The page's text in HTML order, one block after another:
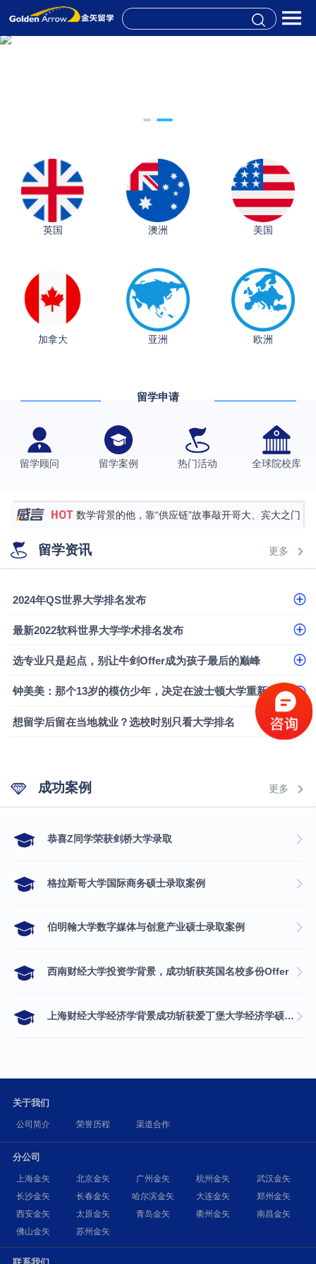
英国 澳洲 美国
加拿大 亚洲 欧洲
留学申请
留学顾问 留学案例 热门活动 全球院校库
伯明翰大学数字媒体与创意产业硕士录取案例
西南财经大学投资学背景，成功斩获英国名校多份
硕士录取
数学背景的他，靠“供应链”故事敲开哥大、宾大之门
专科逆袭伦敦大学学院UCL录取案例解析
香港浸会大学伦理与公共事务硕士录取
留学资讯 更多
2024年QS世界大学排名发布
最新2022软科世界大学学术排名发布
选专业只是起点，别让牛剑Offer成为孩子最后的巅峰
钟美美：那个13岁的模仿少年，决定在波士顿大学重新定义自己
想留学后留在当地就业？选校时别只看大学排名
成功案例 更多
​恭喜Z同学荣获剑桥大学录取
格拉斯哥大学国际商务硕士录取案例
伯明翰大学数字媒体与创意产业硕士录取案例
西南财经大学投资学背景，成功斩获英国名校多份Offer
上海财经大学经济学背景成功斩获爱丁堡大学经济学硕士录取
关于我们
公司简介 荣誉历程 渠道合作
分公司
上海金矢 北京金矢 广州金矢 杭州金矢
武汉金矢
长沙金矢
长春金矢 哈尔滨金矢 大连金矢
郑州金矢
西安金矢
太原金矢 青岛金矢 衢州金矢
南昌金矢
佛山金矢
苏州金矢